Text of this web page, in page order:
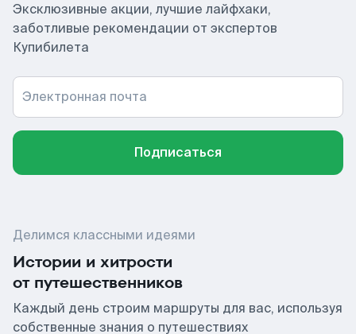
Эксклюзивные акции, лучшие лайфхаки,
заботливые рекомендации от экспертов
Купибилета
Электронная почта
Подписаться
Делимся классными идеями
Истории и хитрости
от путешественников
Каждый день строим маршруты для вас, используя
собственные знания о путешествиях